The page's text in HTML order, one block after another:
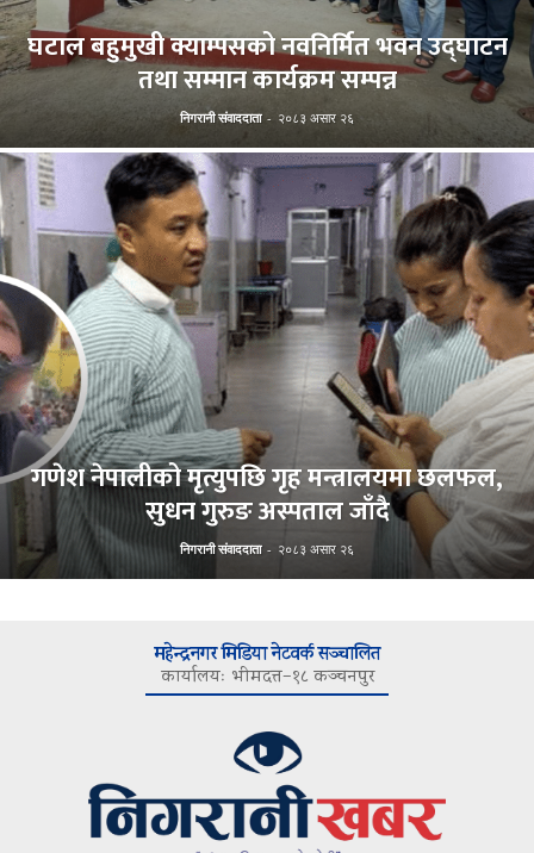
घटाल बहुमुखी क्याम्पसको नवनिर्मित भवन उद्घाटन
तथा सम्मान कार्यक्रम सम्पन्न
निगरानी संवाददाता - २०८३ असार २६
गणेश नेपालीको मृत्युपछि गृह मन्त्रालयमा छलफल,
सुधन गुरुङ अस्पताल जाँदै
निगरानी संवाददाता - २०८३ असार २६
महेन्द्रनगर मिडिया नेटवर्क सञ्चालित
कार्यालयः भीमदत्त–१८ कञ्चनपुर